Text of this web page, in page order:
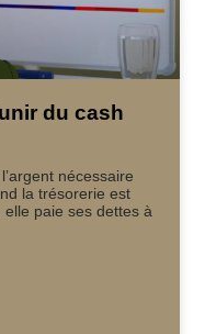
du cash
nécessaire
la trésorerie est
elle paie ses dettes à